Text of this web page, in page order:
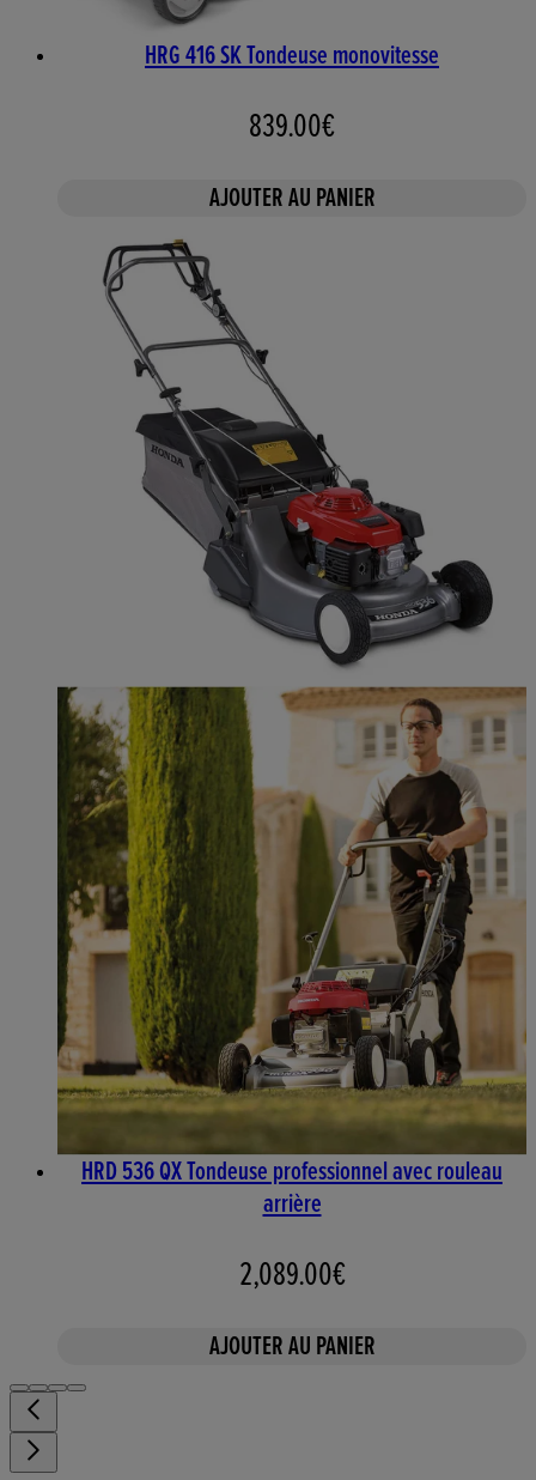
HRG 416 SK Tondeuse monovitesse
839.00€
AJOUTER AU PANIER
HRD 536 QX Tondeuse professionnel avec rouleau
arrière
2,089.00€
AJOUTER AU PANIER